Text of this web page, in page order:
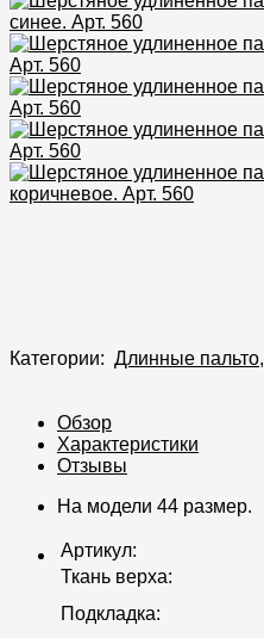
Категории: Длинные пальто,
Обзор
Характеристики
Отзывы
На модели 44 размер.
Артикул:
Ткань верха:
Подкладка: